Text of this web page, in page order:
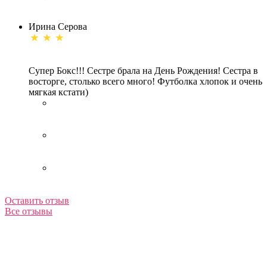
Ирина Серова
Супер Бокс!!! Сестре брала на День Рождения! Сестра в
восторге, столько всего много! Футболка хлопок и очень
мягкая кстати)
Оставить отзыв
Все отзывы